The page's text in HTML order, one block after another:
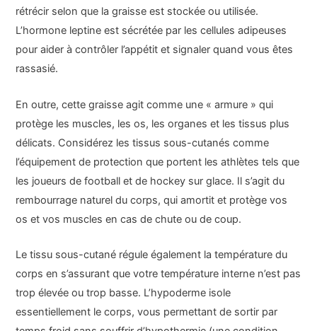
rétrécir selon que la graisse est stockée ou utilisée.
L’hormone leptine est sécrétée par les cellules adipeuses
pour aider à contrôler l’appétit et signaler quand vous êtes
rassasié.
En outre, cette graisse agit comme une « armure » qui
protège les muscles, les os, les organes et les tissus plus
délicats. Considérez les tissus sous-cutanés comme
l’équipement de protection que portent les athlètes tels que
les joueurs de football et de hockey sur glace. Il s’agit du
rembourrage naturel du corps, qui amortit et protège vos
os et vos muscles en cas de chute ou de coup.
Le tissu sous-cutané régule également la température du
corps en s’assurant que votre température interne n’est pas
trop élevée ou trop basse. L’hypoderme isole
essentiellement le corps, vous permettant de sortir par